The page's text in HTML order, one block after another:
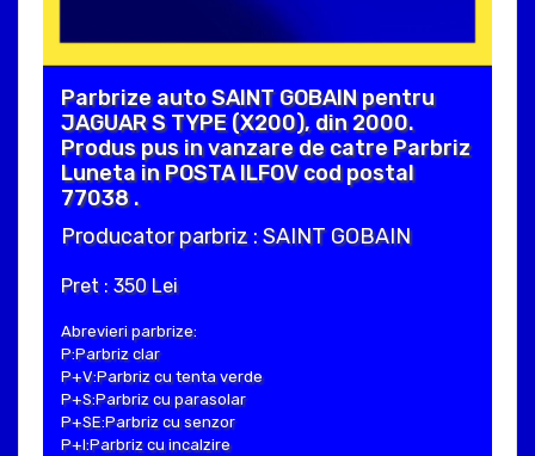
Parbrize auto SAINT GOBAIN pentru
JAGUAR S TYPE (X200), din 2000.
Produs pus in vanzare de catre Parbriz
Luneta in POSTA ILFOV cod postal
77038 .
Producator parbriz : SAINT GOBAIN
Pret : 350 Lei
Abrevieri parbrize:
P:Parbriz clar
P+V:Parbriz cu tenta verde
P+S:Parbriz cu parasolar
P+SE:Parbriz cu senzor
P+I:Parbriz cu incalzire